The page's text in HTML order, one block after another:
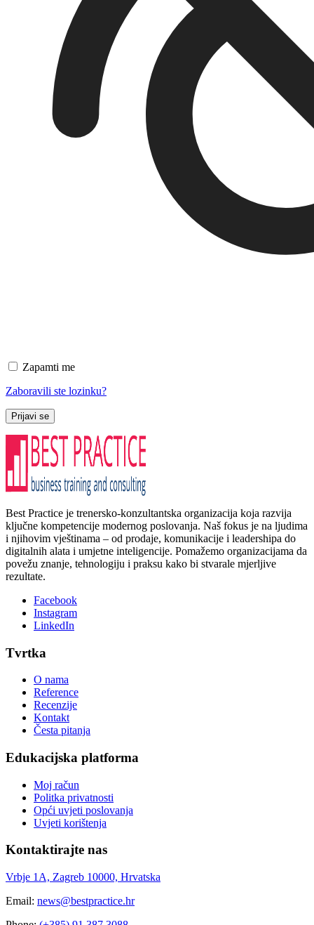
Zapamti me
Zaboravili ste lozinku?
Prijavi se
Best Practice je trenersko-konzultantska organizacija koja razvija
ključne kompetencije modernog poslovanja. Naš fokus je na ljudima
i njihovim vještinama – od prodaje, komunikacije i leadershipa do
digitalnih alata i umjetne inteligencije. Pomažemo organizacijama da
povežu znanje, tehnologiju i praksu kako bi stvarale mjerljive
rezultate.
Facebook
Instagram
LinkedIn
Tvrtka
O nama
Reference
Recenzije
Kontakt
Česta pitanja
Edukacijska platforma
Moj račun
Politka privatnosti
Opći uvjeti poslovanja
Uvjeti korištenja
Kontaktirajte nas
Vrbje 1A, Zagreb 10000, Hrvatska
Email: news@bestpractice.hr